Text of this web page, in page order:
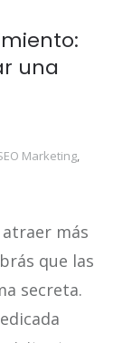
una
Marketing,
más
que las
secreta.